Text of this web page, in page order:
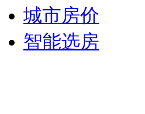
城市房价
智能选房